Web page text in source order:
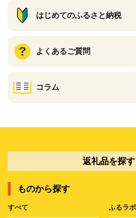
はじめてのふるさと納税
よくあるご質問
コラム
返礼品を探す
ものから探す
すべて ふるラ